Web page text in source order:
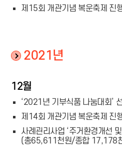
제15회 개관기념 복운축제 진
2021년
12월
‘2021년 기부식품 나눔대회’
제14회 개관기념 복운축제 진
사례괸리사업 ‘주거환경개선
(총65,611천원/종합 17,178